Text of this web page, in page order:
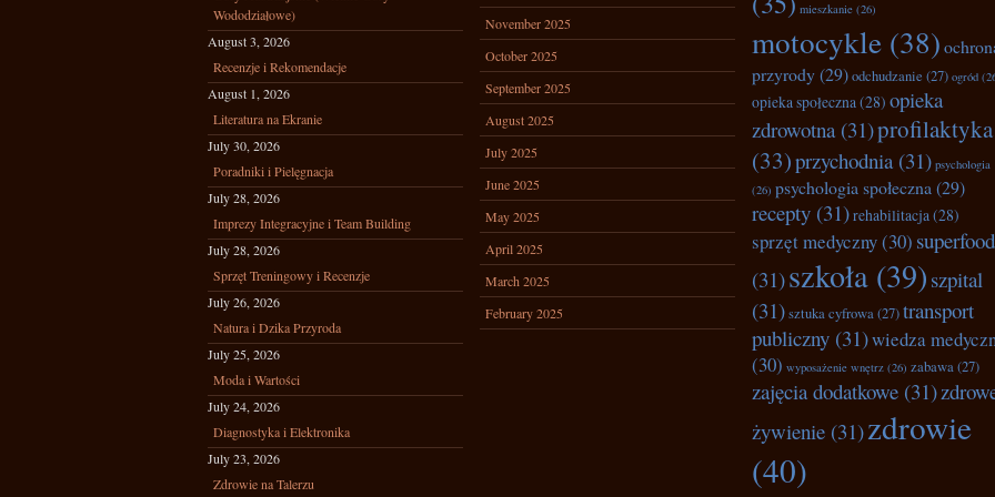
Wododziałowe)
August 3, 2026
Recenzje i Rekomendacje
August 1, 2026
Literatura na Ekranie
July 30, 2026
Poradniki i Pielęgnacja
July 28, 2026
Imprezy Integracyjne i Team Building
July 28, 2026
Sprzęt Treningowy i Recenzje
July 26, 2026
Natura i Dzika Przyroda
July 25, 2026
Moda i Wartości
July 24, 2026
Diagnostyka i Elektronika
July 23, 2026
Zdrowie na Talerzu
November 2025
October 2025
September 2025
August 2025
July 2025
June 2025
May 2025
April 2025
March 2025
February 2025
mieszkanie (26)
motocykle (38)
przyrody(29)odchudzanie (27) ogród
opieka społeczna(28) opieka
zdrowotna(31)profilaktyka
(33)przychodnia(31) psychologia
(26) psychologia społeczna (29)
recepty (31)rehabilitacja(28)
sprzęt medyczny(30)
(31)szkoła (39) szpital
(31)sztuka cyfrowa(27)transport
publiczny (31)wiedza
(30) wyposażenie wnętrz (26) zabawa(27)
zajęcia dodatkowe (31)
żywienie (31)zdrowie
(40)